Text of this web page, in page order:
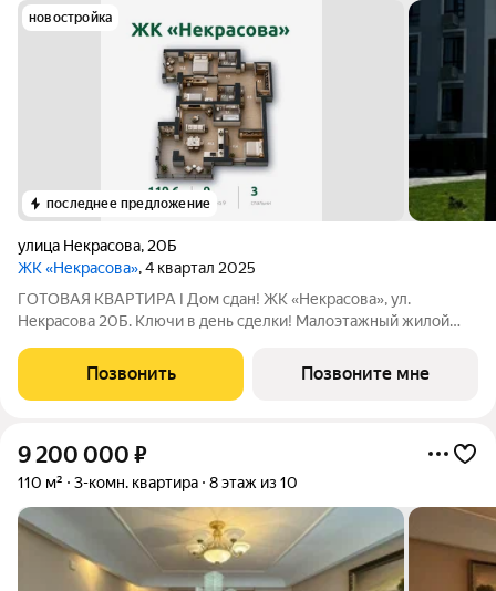
новостройка
последнее предложение
улица Некрасова, 20Б
ЖК «Некрасова», 4 квартал 2025
ГОТОВАЯ КВАРТИРА I Дом сдан! ЖК «Некрасова», ул.
Некрасова 20Б. Ключи в день сделки! Малоэтажный жилой
Брянска для уютной семейной жизни: развитая
инфраструктура позволяет экономить время для самых
Позвонить Позвоните мне
9 200 000 ₽
110 м² 3-комн. квартира 8 этаж из 10